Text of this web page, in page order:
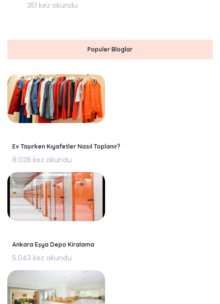
351 kez okundu
Populer Bloglar
Ev Taşırken Kıyafetler Nasıl Toplanır?
8.028 kez okundu
Ankara Eşya Depo Kiralama
5.043 kez okundu